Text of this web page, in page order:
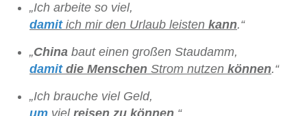
„Ich arbeite so viel,
damit ich mir den Urlaub leisten kann.“
„China baut einen großen Staudamm,
damit die Menschen Strom nutzen können.“
„Ich brauche viel Geld,